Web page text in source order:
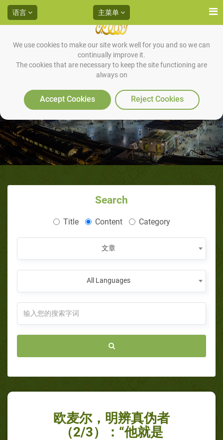
We use cookies to make our site work well for you and so we can
continually improve it.
The cookies that are necessary to keep the site functioning are
always on
Accept Cookies Reject Cookies
语言 主菜单
欧麦尔，明辨真伪者（2/3）：“他
就是
Search
Title Content Category
文章
All Languages
欧麦尔，明辨真伪者
（2/3）：“他就是